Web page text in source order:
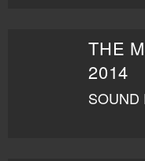
THE
2014
SOUND